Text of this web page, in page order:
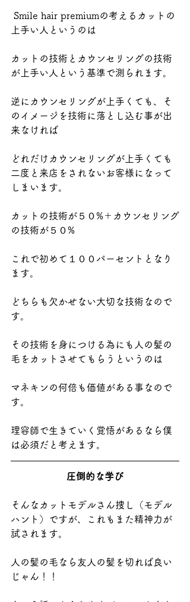
上手い人というのは
カットの技術とカウンセリングの技術
が上手い人という基準で測られます。
逆にカウンセリングが上手くても、そ
のイメージを技術に落とし込む事が出
来なければ
どれだけカウンセリングが上手くても
二度と来店をされないお客様になって
しまいます。
カットの技術が５０%＋カウンセリング
の技術が５０%
これで初めて１００パーセントとなり
ます。
どちらも欠かせない大切な技術なので
す。
その技術を身につける為にも人の髪の
毛をカットさせてもらうというのは
マネキンの何倍も価値がある事なので
す。
理容師で生きていく覚悟があるなら僕
は必須だと考えます。
圧倒的な学び
そんなカットモデルさん捜し（モデル
ハント）ですが、これもまた精神力が
試されます。
人の髪の毛なら友人の髪を切れば良い
じゃん！！